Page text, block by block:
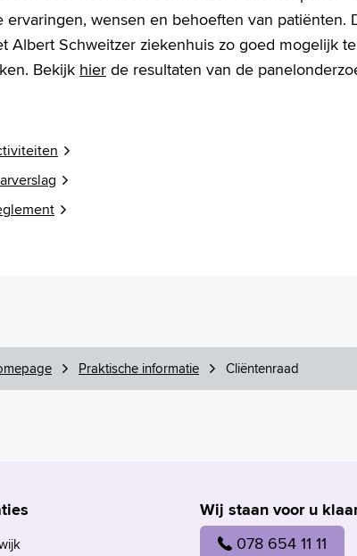
ervaringen, wensen en behoeften van
Albert Schweitzer ziekenhuis zo goed mogelijk
Bekijk hier de resultaten van de
Praktische informatie Cliëntenraad
Wij staan voor u
078 654 11 11